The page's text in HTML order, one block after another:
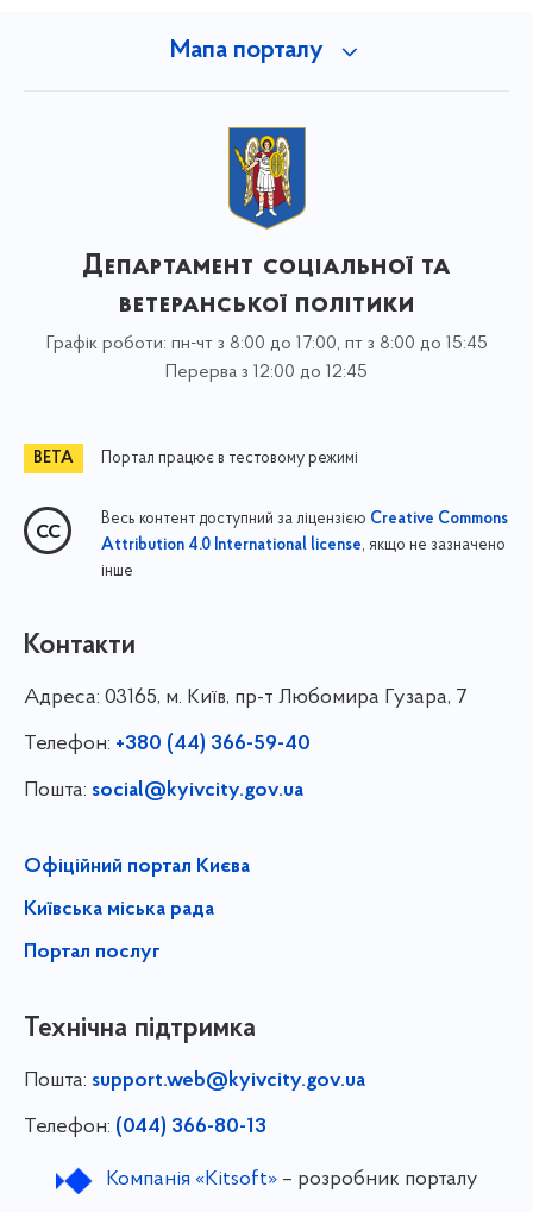
Мапа порталу
Департамент соціальної та
ветеранської політики
Графік роботи: пн-чт з 8:00 до 17:00, пт з 8:00 до 15:45
Перерва з 12:00 до 12:45
Портал працює в тестовому режимі
Весь контент доступний за ліцензією Creative Commons
Attribution 4.0 International license, якщо не зазначено
інше
Контакти
Адреса: 03165, м. Київ, пр-т Любомира Гузара, 7
Телефон: +380 (44) 366-59-40
Пошта: social@kyivcity.gov.ua
Офіційний портал Києва
Київська міська рада
Портал послуг
Технічна підтримка
Пошта: support.web@kyivcity.gov.ua
Телефон: (044) 366-80-13
Компанія «Kitsoft»– розробник порталу